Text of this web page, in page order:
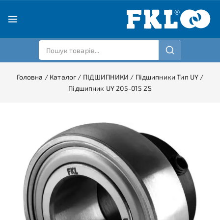
Головна / Каталог / ПІДШИПНИКИ / Підшипники Тип UY /
Підшипник UY 205-015 2S